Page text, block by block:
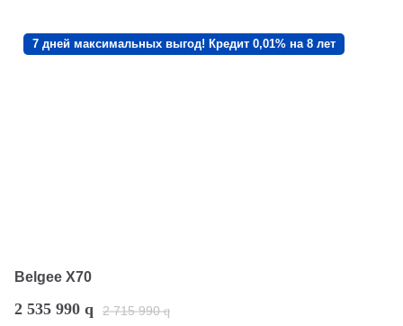
7 дней максимальных выгод! Кредит 0,01% на 8 лет
Belgee X70
2 535 990 q 2 715 990 q